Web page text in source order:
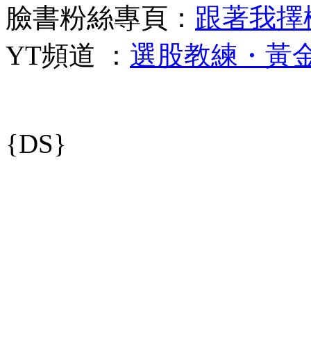
臉書粉絲專頁： 跟著我
YT頻道 ： 選股教練・黃
{DS}